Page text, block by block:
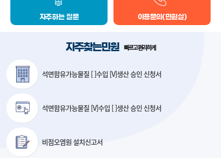
자주하는 질문 이용문의(민원실)
자주찾는민원 빠르고 편리하게
석면함유가능물질 [ ]수입 [V]생산승인 신청서
석면함유가능물질 [V]수입 [ ]생산승인 신청서
비점오염원 설치신고서